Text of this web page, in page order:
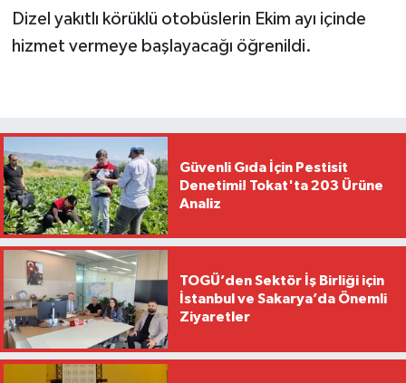
Dizel yakıtlı körüklü otobüslerin Ekim ayı içinde
hizmet vermeye başlayacağı öğrenildi.
Güvenli Gıda İçin Pestisit
Denetimi! Tokat'ta 203 Ürüne
Analiz
TOGÜ’den Sektör İş Birliği için
İstanbul ve Sakarya’da Önemli
Ziyaretler